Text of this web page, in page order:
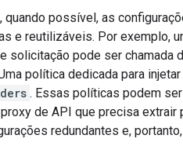
quando possível, as
e reutilizáveis. Por exemplo,
solicitação pode ser chamada
política dedicada para
. Essas políticas podem
de API que precisa extrair
redundantes e,